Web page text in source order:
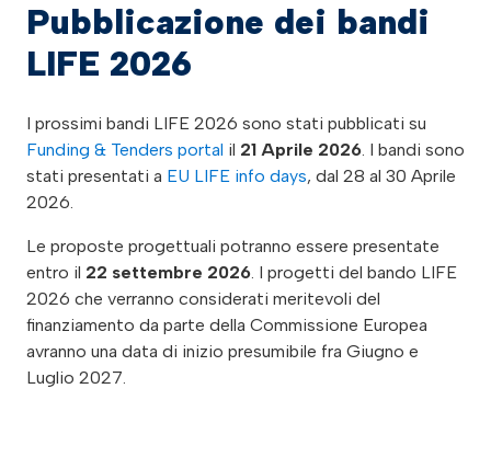
Pubblicazione dei bandi
LIFE 2026
I prossimi bandi LIFE 2026 sono stati pubblicati su
Funding & Tenders portal il 21 Aprile 2026. I bandi sono
stati presentati a EU LIFE info days, dal 28 al 30 Aprile
2026.
Le proposte progettuali potranno essere presentate
entro il 22 settembre 2026. I progetti del bando LIFE
2026 che verranno considerati meritevoli del
finanziamento da parte della Commissione Europea
avranno una data di inizio presumibile fra Giugno e
Luglio 2027.